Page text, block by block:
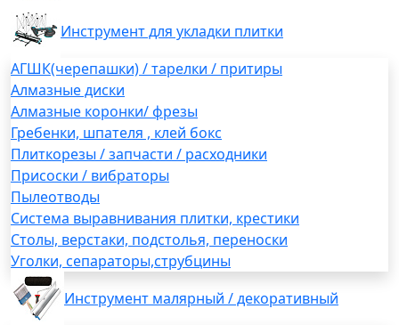
Инструмент для укладки плитки
АГШК(черепашки) / тарелки / притиры
Алмазные диски
Алмазные коронки/ фрезы
Гребенки, шпателя , клей бокс
Плиткорезы / запчасти / расходники
Присоски / вибраторы
Пылеотводы
Система выравнивания плитки, крестики
Столы, верстаки, подстолья, переноски
Уголки, сепараторы,струбцины
Инструмент малярный / декоративный